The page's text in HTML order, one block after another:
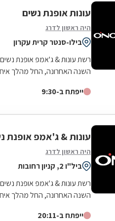
עונות אופנת נשים
היה ראשון לדרג
בילו-סנטר קרית עקרון
רשת עונות & ג'אמפ אופנת
ייפתח ב-9:30
עונות & ג'אמפ אופנת
היה ראשון לדרג
ביל"ו 2, קניון רחובות
רשת עונות & ג'אמפ אופנת
ייפתח ב-20:11